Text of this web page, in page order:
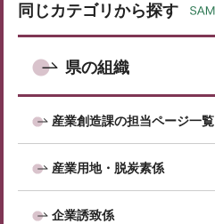
同じカテゴリから探す
県の組織
産業創造課の担当ページ一覧
産業用地・脱炭素係
企業誘致係